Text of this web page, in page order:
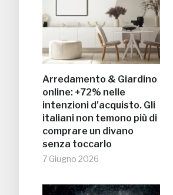
Arredamento & Giardino
online: +72% nelle
intenzioni d’acquisto. Gli
italiani non temono più di
comprare un divano
senza toccarlo
7 Giugno 2026